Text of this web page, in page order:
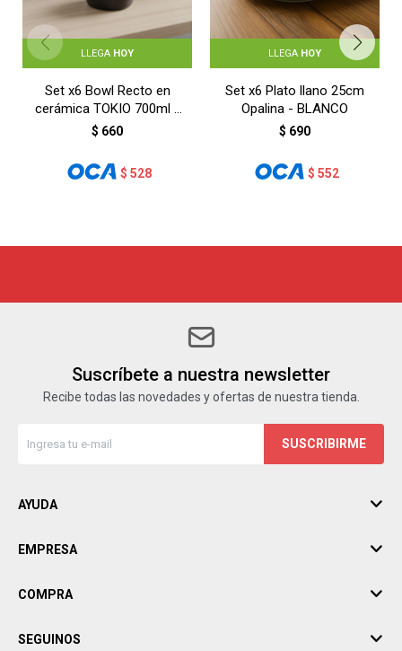
LLEGA HOY
Set x6 Bowl Recto en
cerámica TOKIO 700ml -
NEGRO
$ 660
$ 528
LLEGA HOY
Set x6 Plato llano 25cm
Opalina - BLANCO
$ 690
$ 552
Suscríbete a nuestra newsletter
Recibe todas las novedades y ofertas de nuestra tienda.
SUSCRIBIRME
AYUDA
EMPRESA
COMPRA
SEGUINOS